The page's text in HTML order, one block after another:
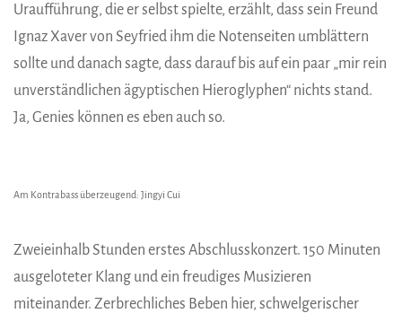
Uraufführung, die er selbst spielte, erzählt, dass sein Freund
Ignaz Xaver von Seyfried ihm die Notenseiten umblättern
sollte und danach sagte, dass darauf bis auf ein paar „mir rein
unverständlichen ägyptischen Hieroglyphen“ nichts stand.
Ja, Genies können es eben auch so.
Am Kontrabass überzeugend: Jingyi Cui
Zweieinhalb Stunden erstes Abschlusskonzert. 150 Minuten
ausgeloteter Klang und ein freudiges Musizieren
miteinander. Zerbrechliches Beben hier, schwelgerischer